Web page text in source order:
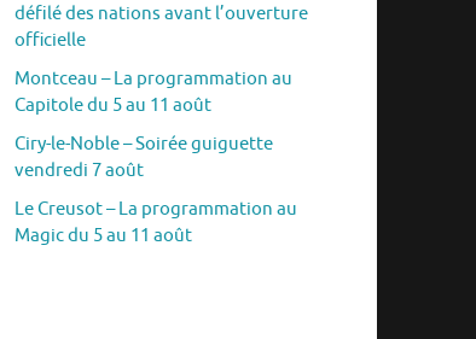
défilé des nations avant l’ouverture
officielle
Montceau – La programmation au
Capitole du 5 au 11 août
Ciry-le-Noble – Soirée guiguette
vendredi 7 août
Le Creusot – La programmation au
Magic du 5 au 11 août